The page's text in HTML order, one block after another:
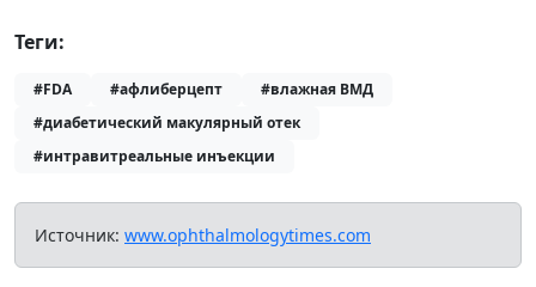
Теги:
#FDA #афлиберцепт
#влажная ВМД
#диабетический макулярный отек
#интравитреальные инъекции
Источник: www.ophthalmologytimes.com